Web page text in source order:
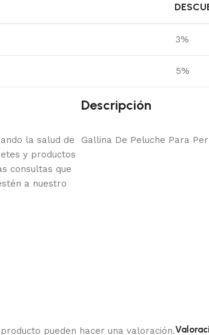
3%
5%
la salud de
y productos
consultas que
a nuestro
Descripción
Gallina De Peluche Para
pueden hacer una valoración.